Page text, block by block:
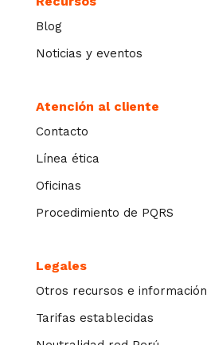
Blog
Noticias y eventos
Atención al cliente
Contacto
Línea ética
Oficinas
Procedimiento de PQRS
Legales
Otros recursos e información
Tarifas establecidas